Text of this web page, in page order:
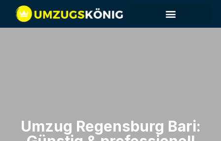
Umzug Regensburg​ Bari: